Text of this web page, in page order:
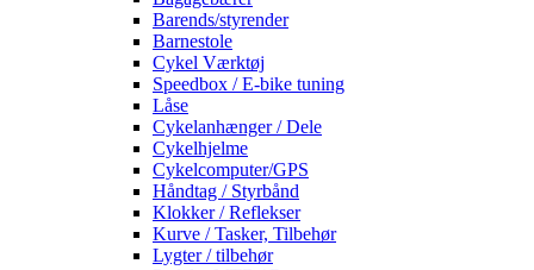
Barends/styrender
Barnestole
Cykel Værktøj
Speedbox / E-bike tuning
Låse
Cykelanhænger / Dele
Cykelhjelme
Cykelcomputer/GPS
Håndtag / Styrbånd
Klokker / Reflekser
Kurve / Tasker, Tilbehør
Lygter / tilbehør